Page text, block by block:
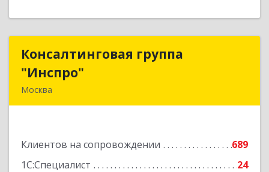
Консалтинговая группа
"Инспро"
Москва
Клиентов на сопровождении
689
1С:Специалист
24
Консалтинговая группа
Подробнее